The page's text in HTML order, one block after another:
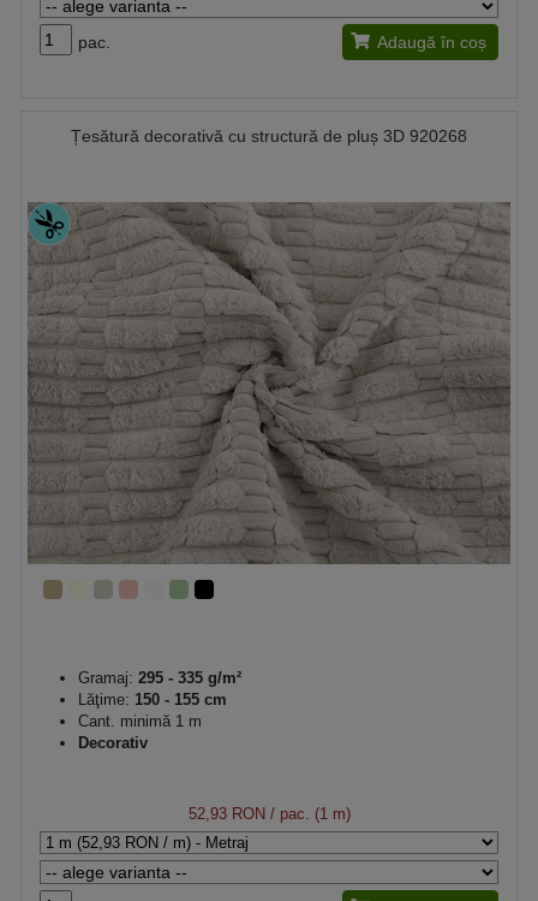
pac. Adaugă în coș
Țesătură decorativă cu structură de pluș 3D 920268
Gramaj: 295 - 335 g/m²
Lăţime: 150 - 155 cm
Cant. minimă 1 m
Decorativ
52,93 RON / pac. (1 m)